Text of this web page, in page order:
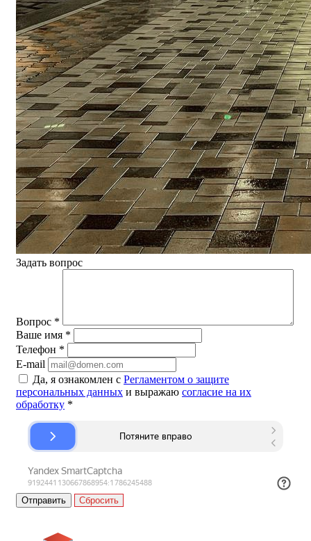
Задать вопрос
Вопрос *
Ваше имя *
Телефон *
E-mail
Да, я ознакомлен с Регламентом о защите
персональных данных и выражаю согласие на их
обработку *
Сбросить